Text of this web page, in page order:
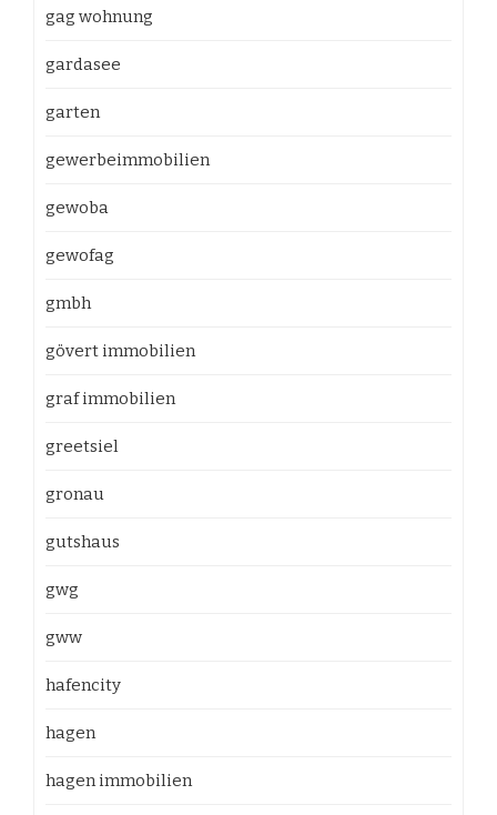
gag wohnung
gardasee
garten
gewerbeimmobilien
gewoba
gewofag
gmbh
gövert immobilien
graf immobilien
greetsiel
gronau
gutshaus
gwg
gww
hafencity
hagen
hagen immobilien